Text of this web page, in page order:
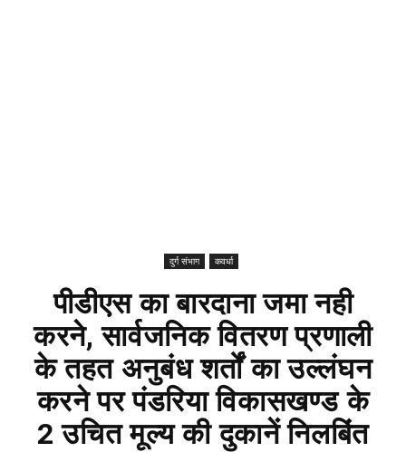
दुर्ग संभाग कवर्धा
पीडीएस का बारदाना जमा नही
करने, सार्वजनिक वितरण प्रणाली
के तहत अनुबंध शर्तों का उल्लंघन
करने पर पंडरिया विकासखण्ड के
2 उचित मूल्य की दुकानें निलबिंत